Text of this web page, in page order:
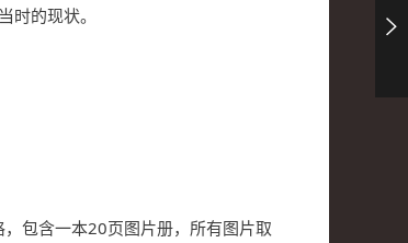
的现状。
包含一本20页图片册，所有图片取